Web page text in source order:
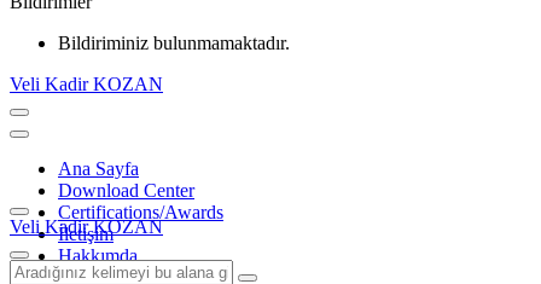
Bildiriminiz bulunmamaktadır.
Veli Kadir KOZAN
Ana Sayfa
Download Center
Certifications/Awards
İletişim
Hakkımda
Veli Kadir KOZAN